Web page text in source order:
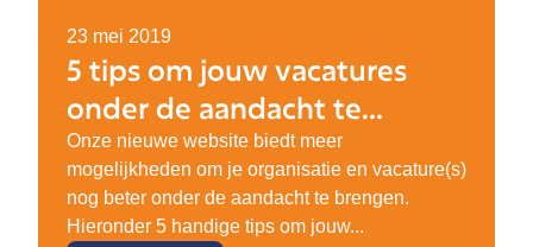
23 mei 2019
5 tips om jouw vacatures
onder de aandacht te
brengen.
Onze nieuwe website biedt meer
mogelijkheden om je organisatie en vacature(s)
nog beter onder de aandacht te brengen.
Hieronder 5 handige tips om jouw...